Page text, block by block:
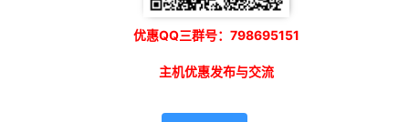
优惠QQ三群号：798695151
主机优惠发布与交流